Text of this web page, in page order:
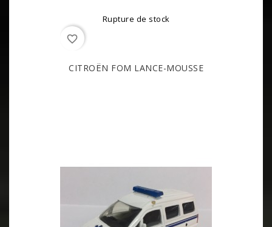
Rupture de stock
favorite_border
CITROËN FOM LANCE-MOUSSE